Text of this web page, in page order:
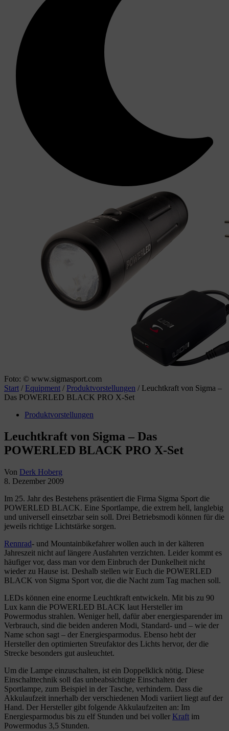
Foto: © www.sigmasport.com
Start / Equipment / Produktvorstellungen / Leuchtkraft von Sigma –
Das POWERLED BLACK PRO X-Set
Produktvorstellungen
Leuchtkraft von Sigma – Das
POWERLED BLACK PRO X-Set
Von Derk Hoberg
8. Dezember 2009
Im 25. Jahr des Bestehens präsentiert die Firma Sigma Sport die
POWERLED BLACK. Eine Sportlampe, die extrem hell, langlebig
und universell einsetzbar sein soll. Drei Betriebsmodi können für die
jeweils richtige Lichtstärke sorgen.
Rennrad- und Mountainbikefahrer wollen auch in der kälteren
Jahreszeit nicht auf längere Ausfahrten verzichten. Leider kommt es
häufiger vor, dass man vor dem Einbruch der Dunkelheit nicht
wieder zu Hause ist. Deshalb stellen wir Euch die POWERLED
BLACK von Sigma Sport vor, die die Nacht zum Tag machen soll.
LEDs können eine enorme Leuchtkraft entwickeln. Mit bis zu 90
Lux kann die POWERLED BLACK laut Hersteller im
Powermodus strahlen. Weniger hell, dafür aber energiesparender im
Verbrauch, sind die beiden anderen Modi, Standard- und – wie der
Name schon sagt – der Energiesparmodus. Ebenso hebt der
Hersteller den optimierten Streufaktor des Lichts hervor, der die
Strecke besonders gut ausleuchtet.
Um die Lampe einzuschalten, ist ein Doppelklick nötig. Diese
Einschalttechnik soll das unbeabsichtigte Einschalten der
Sportlampe, zum Beispiel in der Tasche, verhindern. Dass die
Akkulaufzeit innerhalb der verschiedenen Modi variiert liegt auf der
Hand. Der Hersteller gibt folgende Akkulaufzeiten an: Im
Energiesparmodus bis zu elf Stunden und bei voller Kraft im
Powermodus 3,5 Stunden.